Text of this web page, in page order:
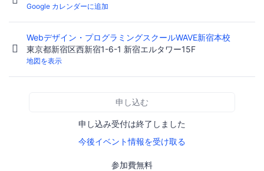
Google カレンダーに追加
Webデザイン・プログラミングスクールWAVE新宿本校
東京都新宿区西新宿1-6-1 新宿エルタワー15F
地図を表示
申し込む
申し込み受付は終了しました
今後イベント情報を受け取る
参加費無料